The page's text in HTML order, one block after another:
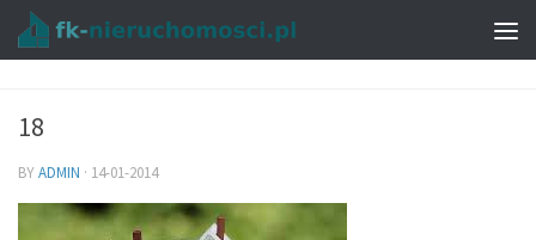
18
BYADMIN · 14-01-2014